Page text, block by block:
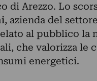
di Arezzo. Lo
, azienda del
al pubblico la
che valorizza le
energetici.